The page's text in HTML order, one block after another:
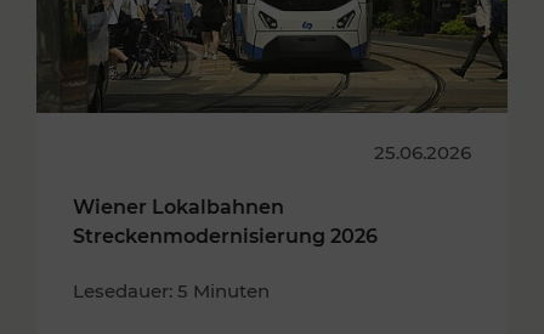
25.06.2026
Wiener Lokalbahnen
Streckenmodernisierung 2026
Lesedauer: 5 Minuten